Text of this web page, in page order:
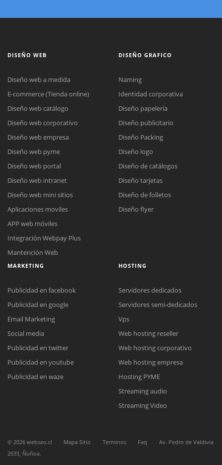
Reunión online
Nuestros ejecutivos le enviarán un correo electrónico con el enlace a
Meet para la reunión online.
Cotización
Chat Online
Todos nuestros ejecutivos están fuera de línea. Complete el formulario
DISEÑO WEB
Diseño web a medida
E-commerce (Tienda online)
Diseño web catálogo
Diseño web corporativo
Diseño web empresa
Diseño web pyme
Diseño web portal
Diseño web intranet
Diseño web mini sitios
Aplicaciones moviles
APP web móviles
Integración Webpay Plus
Mantención Web
DISEÑO GRAFICO
Naming
Identidad corporativa
Diseño papelería
Diseño publicitario
Diseño Packing
Diseño logo
Diseño de catálogos
Diseño tarjetas
Diseño de folletos
Diseño flyer
MARKETING
Publicidad en facebook
Publicidad en google
Email Marketing
Social media
Publicidad en twitter
Publicidad en youtube
Publicidad en waze
HOSTING
Servidores dedicados
Servidores semi-dedicados
Vps
Web hosting reseller
Web hosting corporativo
Web hosting empresa
Hosting PYME
Streaming audio
Streaming Video
© 2026 webseo.cl Mapa Sitio Terminos Faq
Av. Pedro de Valdivia
2633, Ñuñoa.